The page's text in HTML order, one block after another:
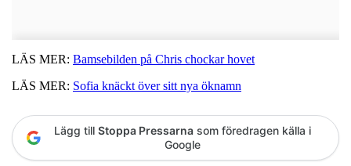
LÄS MER: Bamsebilden på Chris chockar hovet
LÄS MER: Sofia knäckt över sitt nya öknamn
Lägg till Stoppa Pressarna som föredragen källa i
Google